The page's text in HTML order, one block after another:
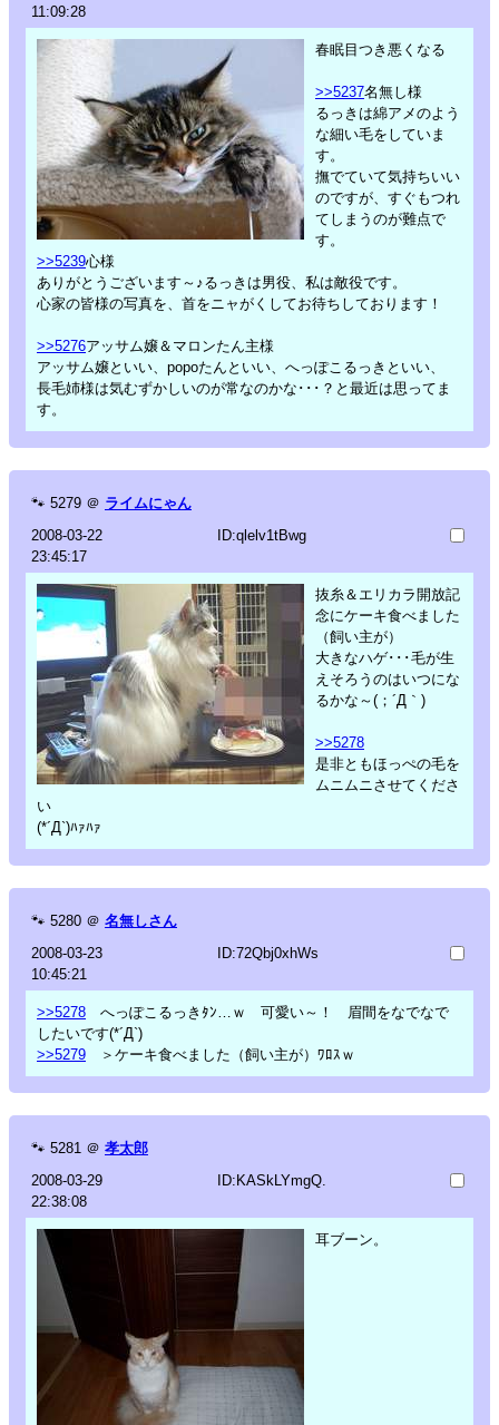
11:09:28
春眠目つき悪くなる
>>5237名無し様
るっきは綿アメのよう
な細い毛をしていま
す。
撫でていて気持ちいい
のですが、すぐもつれ
てしまうのが難点で
す。
>>5239心様
ありがとうございます～♪るっきは男役、私は敵役です。
心家の皆様の写真を、首をニャがくしてお待ちしております！
>>5276アッサム嬢＆マロンたん主様
アッサム嬢といい、popoたんといい、へっぽこるっきといい、
長毛姉様は気むずかしいのが常なのかな･･･？と最近は思ってま
す。
🐾 5279 ＠ ライムにゃん
2008-03-22
23:45:17
ID:qlelv1tBwg
抜糸＆エリカラ開放記
念にケーキ食べました
（飼い主が）
大きなハゲ･･･毛が生
えそろうのはいつにな
るかな～(；´Д｀)
>>5278
是非ともほっぺの毛を
ムニムニさせてくださ
い
(*´Д`)ﾊｧﾊｧ
🐾 5280 ＠ 名無しさん
2008-03-23
10:45:21
ID:72Qbj0xhWs
>>5278 へっぽこるっきﾀﾝ…ｗ 可愛い～！ 眉間をなでなで
したいです(*´Д`)
>>5279 ＞ケーキ食べました（飼い主が）ﾜﾛｽｗ
🐾 5281 ＠ 孝太郎
2008-03-29
22:38:08
ID:KASkLYmgQ.
耳ブーン。